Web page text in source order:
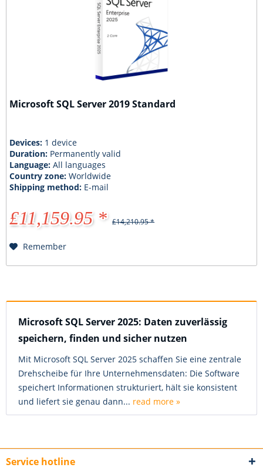
Microsoft SQL Server 2019 Standard
Devices: 1 device
Duration: Permanently valid
Language:All languages
Country zone:Worldwide
Shipping method: E-mail
£11,159.95 * £14,210.95 *
Remember
Microsoft SQL Server 2025: Daten zuverlässig
speichern, finden und sicher nutzen
Mit Microsoft SQL Server 2025 schaffen Sie eine zentrale
Drehscheibe für Ihre Unternehmensdaten: Die Software
speichert Informationen strukturiert, hält sie konsistent
und liefert sie genau dann... read more »
Service hotline